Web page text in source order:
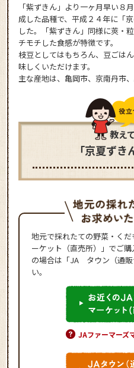
「紫ずきん」より一ヶ月早い８
成した品種で、平成２４年に「
した。「紫ずきん」同様に莢・
チモチした食感が特徴です。
枝豆としてはもちろん、豆ごは
味しくいただけます。
主な産地は、亀岡市、京南丹市、
教え
「京夏ずき
地元で採れたての野菜・く
ーケット（直売所）」でご
の場合は「JA タウン（通販
い。
JAファーマーズ